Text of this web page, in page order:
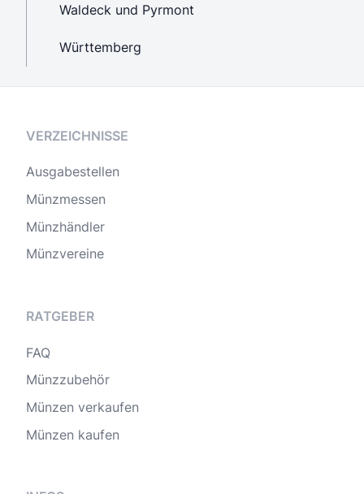
Waldeck und Pyrmont
Württemberg
VERZEICHNISSE
Ausgabestellen
Münzmessen
Münzhändler
Münzvereine
RATGEBER
FAQ
Münzzubehör
Münzen verkaufen
Münzen kaufen